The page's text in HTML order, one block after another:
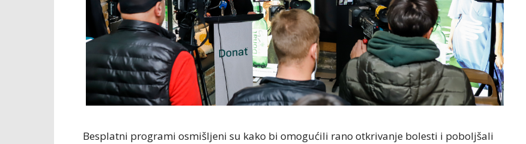
Besplatni programi osmišljeni su kako bi omogućili rano otkrivanje bolesti i poboljšali